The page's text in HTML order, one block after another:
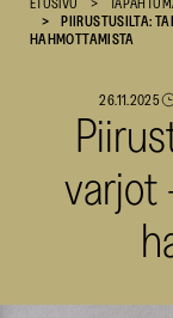
SKRPIIRUSTUSILTA:
HAHMOTTAMISTA
26.11.2025
varjot